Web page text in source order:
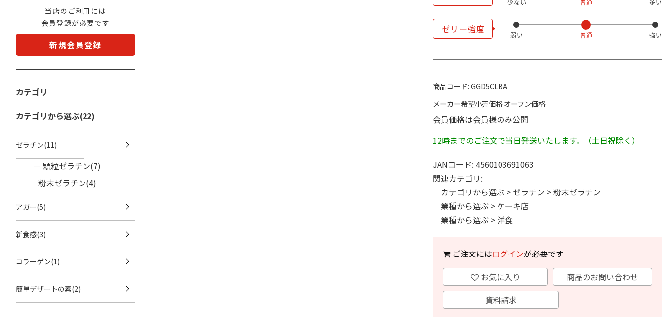
当店のご利用には
会員登録が必要です
新規会員登録
カテゴリ
カテゴリから選ぶ(22)
ゼラチン(11)
顆粒ゼラチン(7)
粉末ゼラチン(4)
アガー(5)
新食感(3)
コラーゲン(1)
簡単デザートの素(2)
商品コード: GGD5CLBA
メーカー希望小売価格オープン価格
会員価格は会員様のみ公開
12時までのご注文で当日発送いたします。（土日祝除く）
JANコード: 4560103691063
関連カテゴリ:
カテゴリから選ぶ > ゼラチン >粉末ゼラチン
業種から選ぶ > ケーキ店
業種から選ぶ > 洋食
ご注文にはログインが必要です
お気に入り
商品のお問い合わせ
資料請求